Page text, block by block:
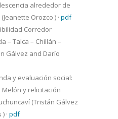
alrededor de
Orozco ) · pdf
Corredor
– Talca – Chillán –
Gálvez and Darío
y evaluación social:
y relicitación
(Tristán Gálvez
) · pdf